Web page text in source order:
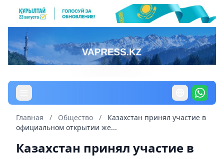
Главная / Общество /
Казахстан принял участие в
официальном открытии же...
Казахстан принял участие в